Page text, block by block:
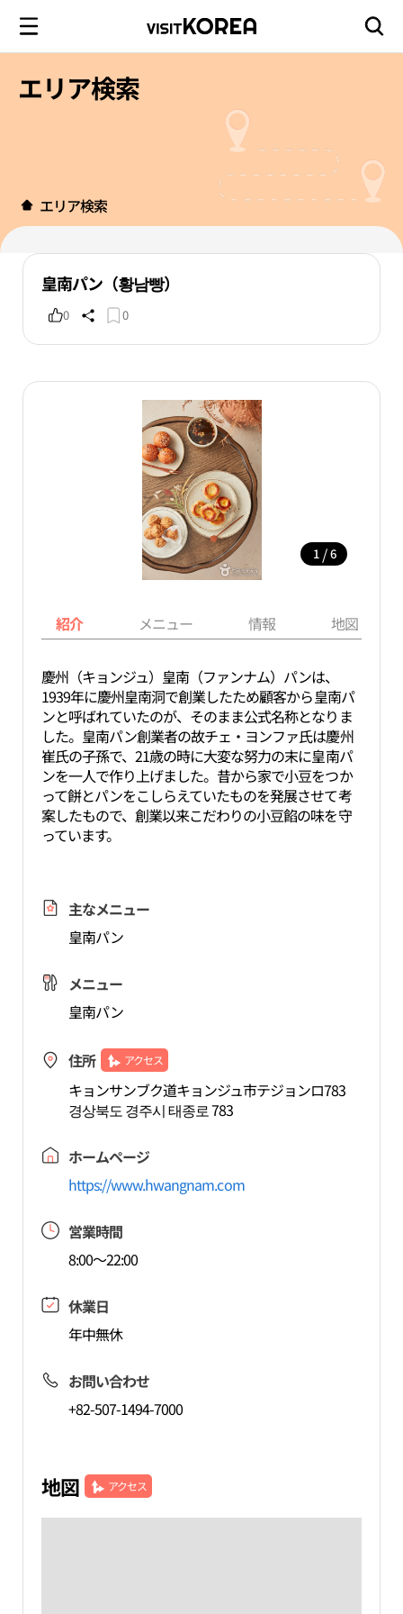
エリア検索
エリア検索
皇南パン（황남빵）
0 0
1 / 6
紹介 メニュー 情報 地図
慶州（キョンジュ）皇南（ファンナム）パンは、
1939年に慶州皇南洞で創業したため顧客から皇南パ
ンと呼ばれていたのが、そのまま公式名称となりま
した。皇南パン創業者の故チェ・ヨンファ氏は慶州
崔氏の子孫で、21歳の時に大変な努力の末に皇南パ
ンを一人で作り上げました。昔から家で小豆をつか
って餅とパンをこしらえていたものを発展させて考
案したもので、創業以来こだわりの小豆餡の味を守
っています。
主なメニュー
皇南パン
メニュー
皇南パン
住所 アクセス
キョンサンブク道キョンジュ市テジョンロ783
경상북도 경주시 태종로 783
ホームページ
https://www.hwangnam.com
営業時間
8:00～22:00
休業日
年中無休
お問い合わせ
+82-507-1494-7000
地図 アクセス